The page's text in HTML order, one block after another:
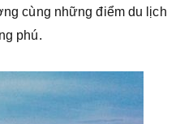
cùng những điểm du lịch
phú.